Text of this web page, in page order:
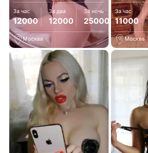
За час
12000
За два
12000
За ночь
25000
Москва
За час
11000
Москва